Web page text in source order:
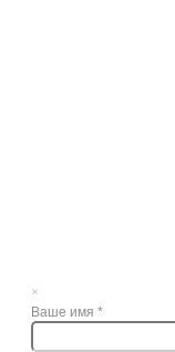
×
Ваше имя *